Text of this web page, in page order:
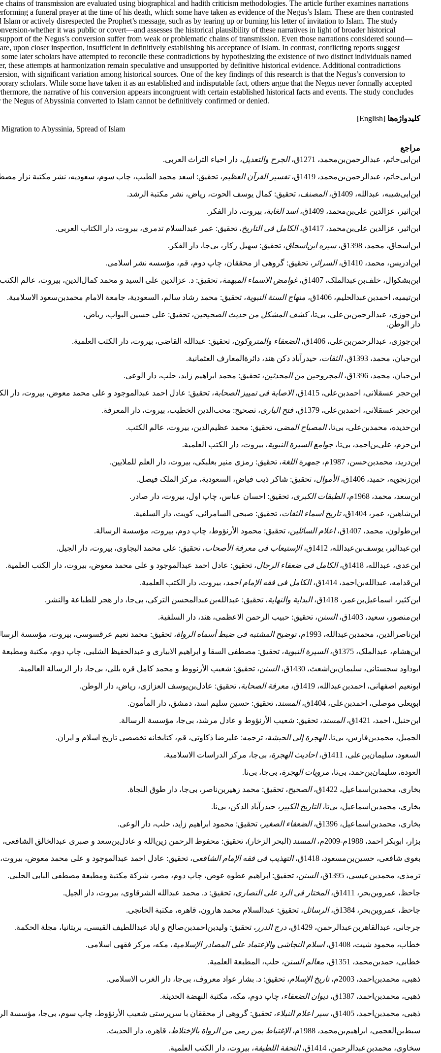
of transmission are evaluated using biographical and hadith criticism methodologies. The article further examines narrations
a funeral prayer at the time of his death, which some have taken as evidence of the Negus’s Islam. These are then contrasted
or actively disrespected the Prophet’s message, such as by tearing up or burning his letter of invitation to Islam. The study
whether it was public or covert—and assesses the historical plausibility of these narratives in light of broader historical
of the Negus’s conversion suffer from weak or problematic chains of transmission. Even those narrations considered sound—
upon closer inspection, insufficient in definitively establishing his acceptance of Islam. In contrast, conflicting reports suggest
later scholars have attempted to reconcile these contradictions by hypothesizing the existence of two distinct individuals named
attempts at harmonization remain speculative and unsupported by definitive historical evidence. Additional contradictions
with significant variation among historical sources. One of the key findings of this research is that the Negus’s conversion to
scholars. While some have taken it as an established and indisputable fact, others argue that the Negus never formally accepted
the narrative of his conversion appears incongruent with certain established historical facts and events. The study concludes
Negus of Abyssinia converted to Islam cannot be definitively confirmed or denied.
کلیدواژه‌ها [English]
to Abyssinia, Spread of Islam
مراجع
ابن‌ابی‌حاتم‌، عبدالرحمن‌‌بن‌محمد، 1271ق،
الجرح والتعدیل، دار احیاء التراث العربی.
ابن‌ابی‌حاتم‌، عبدالرحمن‌‌بن‌محمد، 1419ق، تفسیر القرآن العظیم، تحقیق: اسعد محمد الطیب، چاپ سوم، سعودیه، نشر مکتبة نزار
ابن‌ابی‌شیبه، عبدالله، 1409ق، المصنف، تحقیق: کمال یوسف الحوت، ریاض، نشر مکتبة الرشد.
ابن‌اثیر، عزالدین علی‌بن‌محمد، 1409ق، اسد الغابة، بیروت، دار الفکر.
ابن‌اثیر، عزالدین علی‌بن‌محمد، 1417ق، الکامل فی التاریخ، تحقیق: عمر عبدالسلام تدمری، بیروت، دار الکتاب العربی.
ابن‌اسحاق، محمد، 1398ق، سیره ابن‌اسحاق، تحقیق: سهیل زکار، بی‌‌جا، دار الفکر.
ابن‌ادریس‌، محمد، 1410ق، السرائر ، تحقیق: گروهی از محققان، چاپ دوم، قم، مؤسسه نشر اسلامی.
ابن‌بشکوال، خلف‌بن‌عبدالملک، 1407ق، غوامض الاسماء المبهمة، تحقیق: د. عزالدین علی السید و محمد کمال‌الدین، بیروت، عالم
ابن‌تیمیه‌، احمد‌بن‌عبدالحلیم، 1406ق، منهاج السنة النبویة، تحقیق: محمد رشاد سالم، السعودیة، جامعة الامام محمد‌بن‌سعود الاسلامیة.
ابن‌جوزی، عبدالرحمن‌بن‌علی، بی‌تا،کشف المشکل من حدیث الصحیحین، تحقیق: علی حسین البواب، ریاض،
دار الوطن.
ابن‌جوزی، عبدالرحمن‌بن‌علی، 1406ق، الضعفاء والمتروکون، تحقیق: عبدالله القاضی، بیروت، دار الکتب العلمیة.
ابن‌حبان‌، محمد، 1393ق، الثقات، حیدرآباد دکن هند، دائرةالمعارف العثمانیة.
ابن‌حبان‌، محمد، 1396ق، المجروحین من المحدثین، تحقیق: محمد ابراهیم زاید، حلب، دار الوعی.
ابن‌حجر عسقلانی‌، احمد‌بن‌علی، 1415ق، الاصابة فی تمییز الصحابة، تحقیق: عادل احمد عبدالموجود و علی محمد معوض، بیروت، دار
ابن‌حجر عسقلانی‌، احمد‌بن‌علی، 1379ق، فتح الباری، تصحیح: محب‌الدین الخطیب، بیروت، دار المعرفة.
ابن‌حدیده، محمد‌بن‌علی، بی‌تا،المصباح المضی، تحقیق: محمد عظیم‌الدین، بیروت، عالم الکتب.
ابن‌حزم‌، علی‌بن‌احمد، بی‌تا‌، جوامع السیرة النبویة، بیروت، دار الکتب العلمیة.
ابن‌درید، محمد‌بن‌حسن، 1987م، جمهرة اللغة، تحقیق: رمزی منیر بعلبکی، بیروت، دار العلم للملایین.
ابن‌زنجویه، حمید، 1406ق، الأموال، تحقیق: شاکر ذیب فیاض، السعودیة، مرکز الملک فیصل.
ابن‌سعد، محمد، 1968م، الطبقات الکبری، تحقیق: احسان عباس، چاپ اول، بیروت، دار صادر.
ابن‌شاهین‌، عمر، 1404ق، تاریخ اسماء الثقات، تحقیق: صبحی السامرائی، کویت، دار السلفیة.
ابن‌طولون‌، محمد، 1407ق، اعلام السائلین، تحقیق: محمود الأرنؤوط، چاپ دوم، بیروت، مؤسسة الرسالة.
ابن‌عبدالبر، یوسف‌بن‌عبدالله، 1412ق، الإستیعاب فی معرفة الأصحاب، تحقیق: علی محمد البجاوی، بیروت، دار الجیل.
ابن‌عدی، عبدالله، 1418ق، الکامل فی ضعفاء الرجال، تحقیق: عادل احمد عبدالموجود و علی محمد معوض، بیروت، دار الکتب العلمیة.
ابن‌قدامه‌، عبدالله‌‌بن‌احمد، 1414ق، الکامل فی فقه الإمام احمد، بیروت، دار الکتب العلمیة.
ابن‌کثیر، اسماعیل‌بن‌عمر، 1418ق، البدایة والنهایة، تحقیق: عبدالله‌بن‌عبدالمحسن الترکی، بی‌‌جا، دار هجر للطباعة والنشر.
ابن‌منصور، سعید، 1403ق، السنن، تحقیق: حبیب الرحمن الاعظمی، هند، دار السلفیة.
ابن‌ناصرالدین، محمد‌بن‌عبدالله، 1993م، توضیح المشتبه فی ضبط أسماه الرواة، تحقیق: محمد نعیم عرقسوسی، بیروت، مؤسسة
ابن‌هشام‌، عبدالملک، 1375ق، السیرة النبویة، تحقیق: مصطفی السقا و ابراهیم الابیاری و عبدالحفیظ الشلبی، چاپ دوم، مکتبة ومطبعة
ابوداود سجستانی‌، سلیمان‌بن‌اشعث، 1430ق، السنن، تحقیق: شعیب الأرنووط و محمد کامل قره بللی، بی‌‌جا، دار الرسالة العالمیة.
ابونعیم‌ اصفهانی‌، احمد‌بن‌عبدالله، 1419ق، معرفة الصحابة، تحقیق: عادل‌بن‌یوسف العزازی، ریاض، دار الوطن.
ابویعلی موصلی، احمد‌بن‌علی، 1404ق، المسند، تحقیق: حسین سلیم اسد، دمشق، دار المأمون.
ابن‌حنبل‌، احمد، 1421ق، المسند، تحقیق: شعیب الأرنؤوط و عادل مرشد، بی‌‌جا، مؤسسة الرسالة.
الجمیل، محمد‌بن‌فارس، بی‌تا،الهجرة إلی الحبشة، ترجمه: علیرضا ذکاوتی، قم، کتابخانه تخصصی تاریخ اسلام و ایران.
السعود، سلیمان‌بن‌علی، 1411ق، احادیث الهجرة، بی‌‌جا، مرکز الدراسات الاسلامیة.
العودة، سلیمان‌بن‌حمد، بی‌تا، مرویات الهجرة، بی‌‌جا، بی‌‌نا.
بخاری، محمد‌بن‌اسماعیل، 1422ق، الصحیح، تحقیق: محمد زهیر‌بن‌ناصر، بی‌‌جا، دار طوق النجاة.
بخاری، محمد‌بن‌اسماعیل، بی‌تا،التاریخ الکبیر ، حیدرآباد الدکن، بی‌‌نا.
بخاری، محمد‌بن‌اسماعیل، 1396ق، الضعفاء الصغیر ، تحقیق: محمود ابراهیم زاید، حلب، دار الوعی.
بزار، ابوبکر احمد، 1988م-2009م، المسند (البحر الزخار)، تحقیق: محفوظ الرحمن زین‌الله و عادل‌بن‌سعد و صبری عبدالخالق الشافعی،
بغوی شافعی، حسین‌بن‌مسعود، 1418ق، التهذیب فی فقه الإمام الشافعی، تحقیق: عادل احمد عبدالموجود و علی محمد معوض، بیروت،
ترمذی، محمد‌بن‌عیسی، 1395ق، السنن، تحقیق: ابراهیم عطوه عوض، چاپ دوم، مصر، شرکة مکتبة ومطبعة مصطفی البابی الحلبی.
جاحظ، عمرو‌بن‌بحر، 1411ق، المختار فی الرد علی النصاری، تحقیق: د. محمد عبدالله الشرقاوی، بیروت، دار الجیل.
جاحظ، عمرو‌بن‌بحر، 1384ق، الرسائل، تحقیق: عبدالسلام محمد هارون، قاهره، مکتبة الخانجی.
جرجانی، عبدالقاهر‌بن‌عبدالرحمن، 1429ق، درج الدرر ، تحقیق: ولید‌بن‌احمد‌بن‌صالح و ایاد عبداللطیف القیسی، بریتانیا، مجلة الحکمة.
خطاب، محمود شیت، 1408ق، اسلام النجاشی والإعتماد علی المصادر الإسلامیة، مکه، مرکز فقهی اسلامی.
خطابی، حمد‌بن‌محمد، 1351ق، معالم السنن، حلب، المطبعة العلمیة.
ذهبی‌، محمد‌بن‌احمد، 2003م، تاریخ الإسلام، تحقیق: د. بشار عواد معروف، بی‌‌جا، دار الغرب الاسلامی.
ذهبی‌، محمد‌بن‌احمد، 1387ق، دیوان الضعفاء، چاپ دوم، مکه، مکتبة النهضة الحدیثة.
ذهبی‌، محمد‌بن‌احمد، 1405ق، سیر اعلام النبلاء، تحقیق: گروهی از محققان با سرپرستی شعیب الأرنؤوط، چاپ سوم، بی‌‌جا، مؤسسة
سبط‌بن‌العجمی، ابراهیم‌بن‌محمد، 1988م، الإغتباط بمن رمی من الرواة بالإختلاط، قاهره، دار الحدیث.
سخاوی، محمد‌بن‌عبدالرحمن، 1414ق، التحفة اللطیفة، بیروت، دار الکتب العلمیة.